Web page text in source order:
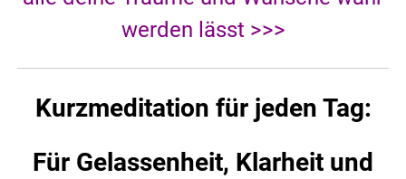
werden lässt >>>
Kurzmeditation für jeden Tag:
Für Gelassenheit, Klarheit und